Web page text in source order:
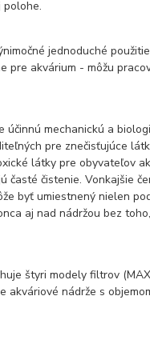
polohe.
jednoduché
pre akvárium - môžu
účinnú mechanickú a
pre znečisťujúce
látky pre obyvateľov
časté čistenie. Vonkajšie
byť umiestnený nielen
aj nad nádržou bez
štyri modely filtrov
akváriové nádrže s